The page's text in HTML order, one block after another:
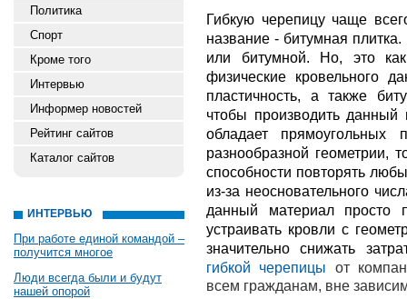
Политика
Спорт
Кроме того
Интервью
Информер новостей
Рейтинг сайтов
Каталог сайтов
ИНТЕРВЬЮ
При работе единой командой –
получится многое
Люди всегда были и будут
нашей опорой
Гибкую черепицу чаще
название - битумная
или битумной. Но, это
физические кровельного
пластичность, а также
чтобы производить
обладает
разнообразной геометрии,
способности повторять
из-за неосновательного
данный материал просто
устраивать кровли с
значительно снижать
гибкой черепицы от
всем гражданам, вне